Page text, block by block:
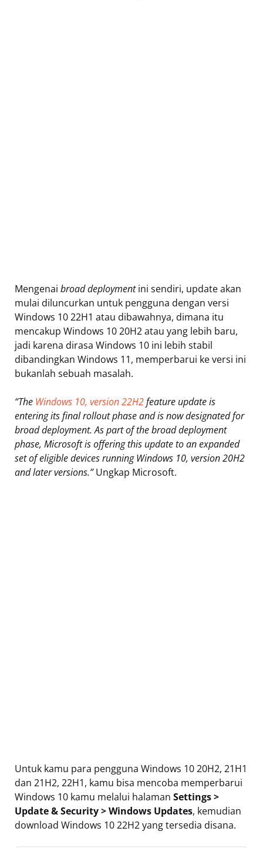
Mengenai broad deploymentini sendiri, update akan
mulai diluncurkan untuk pengguna dengan versi
Windows 10 22H1 atau dibawahnya, dimana itu
mencakup Windows 10 20H2 atau yang lebih baru,
jadi karena dirasa Windows 10 ini lebih stabil
dibandingkan Windows 11, memperbarui ke versi ini
bukanlah sebuah masalah.
“The Windows 10, version 22H2feature update is
entering its final rollout phase and is now designated for
broad deployment. As part of the broad deployment
phase, Microsoft is offering this update to an expanded
set of eligible devices running Windows 10, version 20H2
and later versions.”Ungkap Microsoft.
Untuk kamu para pengguna Windows 10 20H2, 21H1
dan 21H2, 22H1, kamu bisa mencoba memperbarui
Windows 10 kamu melalui halaman Settings >
Update & Security > Windows Updates, kemudian
download Windows 10 22H2 yang tersedia disana.